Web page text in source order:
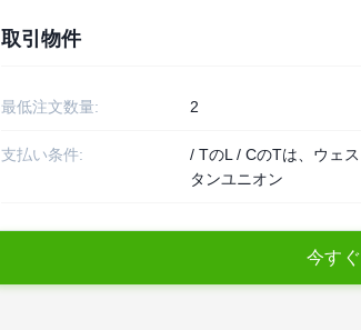
取引物件
最低注文数量: 2
支払い条件:
/ TのL / CのTは、ウェス
タンユニオン
今す ぐ